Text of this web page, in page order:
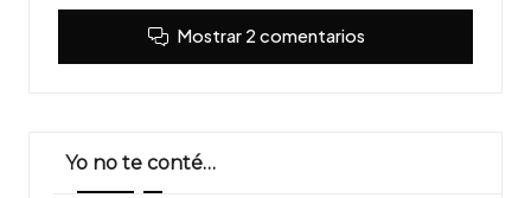
Mostrar 2 comentarios
Yo no te conté…